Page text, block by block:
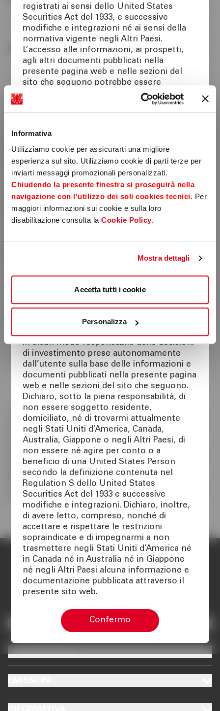
Informativa
Utilizziamo cookie per assicurarti una migliore
esperienza sul sito. Utilizziamo cookie di parti terze per
inviarti messaggi promozionali personalizzati.
Chiudendo la presente finestra si proseguirà nella
navigazione con l'utilizzo dei soli cookies tecnici. Per
maggiori informazioni sui cookie e sulla loro
disabilitazione consulta la Cookie Policy.
Mostra dettagli
Accetta tutti i cookie
Personalizza
Contatti Investor Relations
Cessioni
Issuer's Investors Report
41
Harmonised Transparency
Template
51
Asset Percentage Notificaion
61
Vai al sito
The Covered Bond Label is a quality Label which
responds to a market-wide request for improved
standards and increased transparency in the
covered bond market. The Covered Bond Label
was created by the EMF/European Covered Bond
Council (ECBC) in 2012. It was developed by the
European issuer community, working in close
cooperation with investors and regulators, and in
consultation with all major stakeholders.
registrati ai sensi dello United States
Securities Act del 1933, e successive
modifiche e integrazioni né ai sensi della
normativa vigente negli Altri Paesi.
L’accesso alle informazioni, ai prospetti,
agli altri documenti pubblicati nella
presente pagina web e nelle sezioni del
sito che seguono potrebbe essere
precluso ai sensi della normativa di legge e
regolamentare in materia di strumenti
finanziari applicabile in taluni paesi. Tale
soggetti che non sono residenti, non sono
domiciliati, né comunque si trovano
attualmente negli Stati Uniti d’America,
Canada, Australia, Giappone o negli Altri
Paesi, e non sono né agiscono per conto o
a beneficio di una United States Person
secondo la definizione contenuta nel
Regulation S dello United States
Securities Act del 1933, e successive
requisiti possono avere accesso alle
presente pagina web e nelle sezioni del
sito che seguono. La possibilità di accesso
è quindi preclusa ai soggetti diversi da
quelli sopra indicati.
in alcun modo responsabile delle decisioni
di investimento prese autonomamente
dall’utente sulla base delle informazioni e
documenti pubblicati nella presente pagina
web e nelle sezioni del sito che seguono.
Dichiaro, sotto la piena responsabilità, di
non essere soggetto residente,
domiciliato, né di trovarmi attualmente
negli Stati Uniti d’America, Canada,
Australia, Giappone o negli Altri Paesi, di
non essere né agire per conto o a
beneficio di una United States Person
secondo la definizione contenuta nel
Regulation S dello United States
Securities Act del 1933 e successive
modifiche e integrazioni. Dichiaro, inoltre,
di avere letto, compreso, nonché di
accettare e rispettare le restrizioni
sopraindicate e di impegnarmi a non
trasmettere negli Stati Uniti d’America né
in Canada né in Australia né in Giappone
né negli Altri Paesi alcuna informazione e
documentazione pubblicata attraverso il
presente sito web.
Confermo
INVESTOR RELATIONS
PRICE SENSITIVEMOBILE